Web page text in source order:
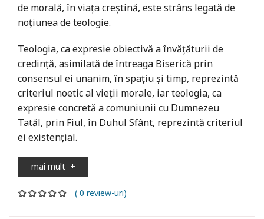
de morală, în viaţa creştină, este strâns legată de
noţiunea de teologie.
Teologia, ca expresie obiectivă a învăţăturii de
credinţă, asimilată de întreaga Biserică prin
consensul ei unanim, în spaţiu şi timp, reprezintă
criteriul noetic al vieţii morale, iar teologia, ca
expresie concretă a comuniunii cu Dumnezeu
Tatăl, prin Fiul, în Duhul Sfânt, reprezintă criteriul
ei existenţial.
mai mult +
( 0 review-uri)